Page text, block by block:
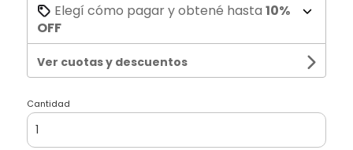
Elegí cómo pagar y obtené hasta 10%
OFF
Ver cuotas y descuentos
Cantidad